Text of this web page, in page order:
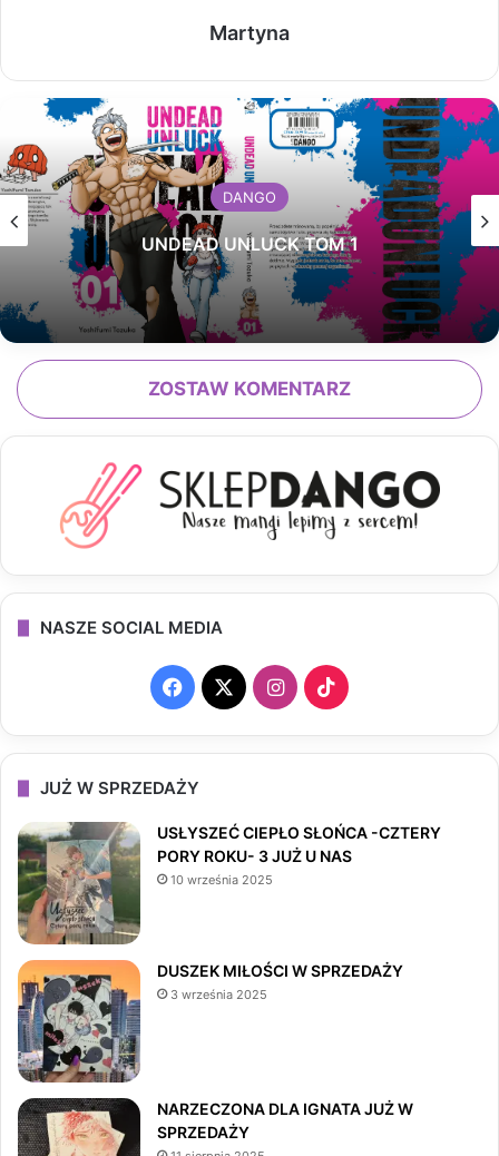
Martyna
DANGO
UNDEAD UNLUCK TOM 1
ZOSTAW KOMENTARZ
NASZE SOCIAL MEDIA
F
a
b
k
X
I
n
a
T
i
T
o
JUŻ W SPRZEDAŻY
USŁYSZEĆ CIEPŁO SŁOŃCA -CZTERY
PORY ROKU- 3 JUŻ U NAS
10 września 2025
DUSZEK MIŁOŚCI W SPRZEDAŻY
3 września 2025
NARZECZONA DLA IGNATA JUŻ W
SPRZEDAŻY